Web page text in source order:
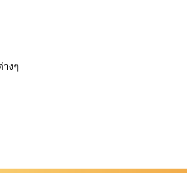
งๆ